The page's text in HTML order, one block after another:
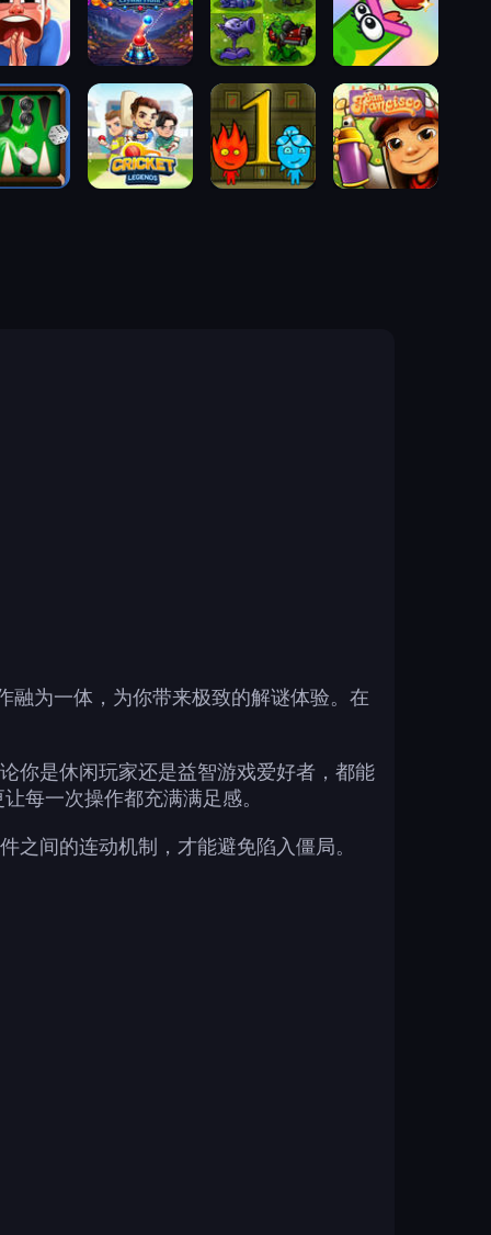
融为一体，为你带来极致的解谜体验。在
你是休闲玩家还是益智游戏爱好者，都能
每一次操作都充满满足感。
之间的连动机制，才能避免陷入僵局。